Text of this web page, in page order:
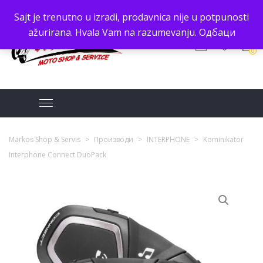
Sajt je trenutno u izradi, prodavnica nije u potpunosti
ažurirana. Hvala Vam na razumevanju. Одбаци
0
Markos Shop & Servis > Производи > INTERPHONE > Kominikator
Interphone Connect DuoPack